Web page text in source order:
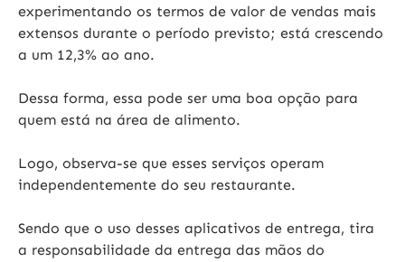
experimentando os termos de valor de vendas mais
extensos durante o período previsto; está crescendo
a um 12,3% ao ano.
Dessa forma, essa pode ser uma boa opção para
quem está na área de alimento.
Logo, observa-se que esses serviços operam
independentemente do seu restaurante.
Sendo que o uso desses aplicativos de entrega, tira
a responsabilidade da entrega das mãos do